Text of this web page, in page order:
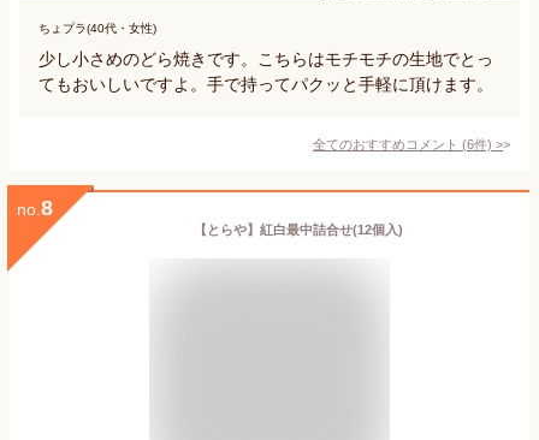
ちょプラ(40代・女性)
少し小さめのどら焼きです。こちらはモチモチの生地でとっ
てもおいしいですよ。手で持ってパクッと手軽に頂けます。
全てのおすすめコメント (6件) >
no. 8
【とらや】紅白最中詰合せ(12個入)